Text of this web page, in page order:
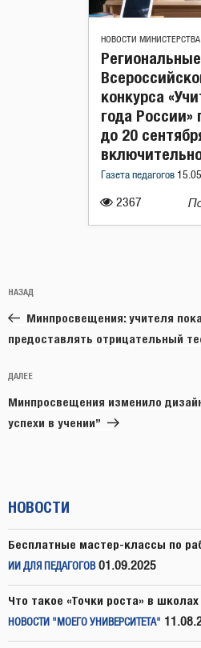
НОВОСТИ
2367
конкурса
года России»
до 20
Газета педагогов
по
записям
Предыдущая
запись:
НАЗАД
Минпросвещения: учителя
предоставлять отрицательный
Следующая
запись
ДАЛЕЕ
Минпросвещения изменило
успехи в учении”
НОВОСТИ
Бесплатные мастер-классы по
ИИ ДЛЯ ПЕДАГОГОВ 01.09.2025
Что такое «Точки роста» в
НОВОСТИ "МОЕГО УНИВЕРСИТЕТА"